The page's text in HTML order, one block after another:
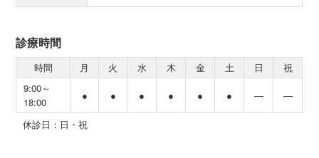
診療時間
時間 月 火 水 木 金 土 日
祝
9:00～
18:00
● ● ● ● ● ● ― ―
休診日：日・祝